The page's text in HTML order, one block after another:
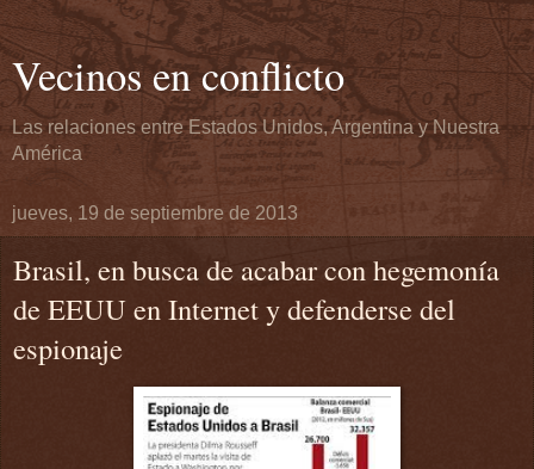
Vecinos en conflicto
Las relaciones entre Estados Unidos, Argentina y Nuestra
América
jueves, 19 de septiembre de 2013
Brasil, en busca de acabar con hegemonía
de EEUU en Internet y defenderse del
espionaje